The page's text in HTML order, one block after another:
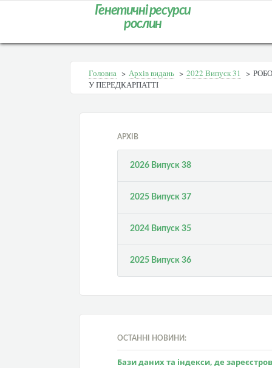
Генетичні ресурси
рослин
Головна > Архів видань > 2022 Випуск 31 >
У ПЕРЕДКАРПАТТІ
АРХІВ
2026 Випуск 38
2025 Випуск 37
2024 Випуск 35
2025 Випуск 36
ОСТАННІ НОВИНИ:
Бази даних та індекси, де